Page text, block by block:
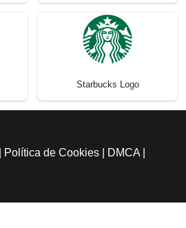
Starbucks Logo
Política de Cookies DMCA